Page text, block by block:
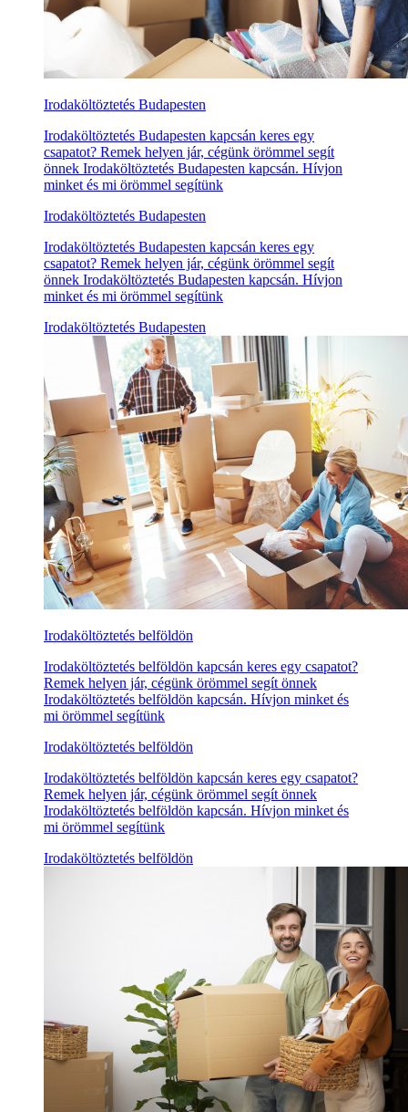
Irodaköltöztetés Budapesten
Irodaköltöztetés Budapesten kapcsán keres egy
csapatot? Remek helyen jár, cégünk örömmel segít
önnek Irodaköltöztetés Budapesten kapcsán. Hívjon
minket és mi örömmel segítünk
Irodaköltöztetés Budapesten
Irodaköltöztetés Budapesten kapcsán keres egy
csapatot? Remek helyen jár, cégünk örömmel segít
önnek Irodaköltöztetés Budapesten kapcsán. Hívjon
minket és mi örömmel segítünk
Irodaköltöztetés Budapesten
Irodaköltöztetés belföldön
Irodaköltöztetés belföldön kapcsán keres egy csapatot?
Remek helyen jár, cégünk örömmel segít önnek
Irodaköltöztetés belföldön kapcsán. Hívjon minket és
mi örömmel segítünk
Irodaköltöztetés belföldön
Irodaköltöztetés belföldön kapcsán keres egy csapatot?
Remek helyen jár, cégünk örömmel segít önnek
Irodaköltöztetés belföldön kapcsán. Hívjon minket és
mi örömmel segítünk
Irodaköltöztetés belföldön